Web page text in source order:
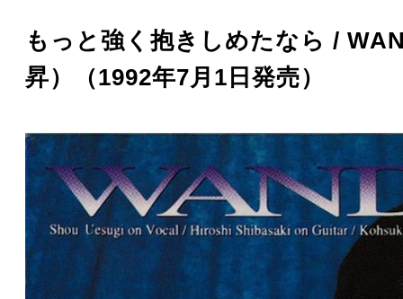
もっと強く抱きしめたなら /
昇）（1992年7月1日発売）